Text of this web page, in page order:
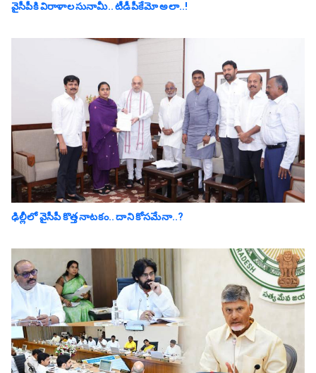
వైసీపీకి విరాళాల సునామీ.. టీడీపీకేమో అలా..!
ఢిల్లీలో వైసీపీ కొత్త నాట‌కం.. దాని కోస‌మేనా..?